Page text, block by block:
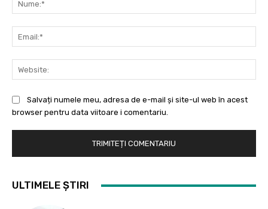
Salvați numele meu, adresa de e-mail și site-ul web în acest
browser pentru data viitoare i comentariu.
ULTIMELE ȘTIRI